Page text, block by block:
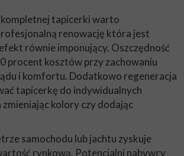
tapicerki warto
renowację która jest
równie imponujący. Oszczędność
procent kosztów przy zachowaniu
i komfortu. Dodatkowo regeneracja
tapicerkę do indywidualnych
kolory czy dodając
samochodu lub jachtu zyskuje
rynkową. Potencjalni nabywcy